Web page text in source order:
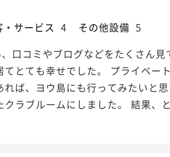
・サービス 4 その他設備 5
口コミやブログなどをたくさん
とても幸せでした。 プライベー
ば、ヨウ島にも行ってみたいと
ラブルームにしました。 結果、